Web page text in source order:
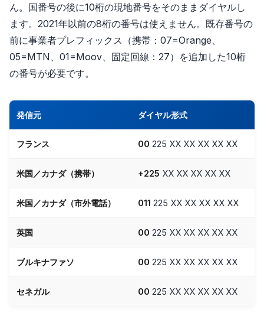
ん。国番号の後に10桁の現地番号をそのままダイヤルし
ます。2021年以前の8桁の番号は使えません。既存番号の
前に事業者プレフィックス（携帯：07=Orange、
05=MTN、01=Moov、固定回線：27）を追加した10桁
の番号が必要です。
発信元 ダイヤル形式
フランス 00 225 XX XX XX XX XX
米国／カナダ（携帯） +225 XX XX XX XX XX
米国／カナダ（市外電話） 011 225 XX XX XX XX XX
英国 00 225 XX XX XX XX XX
ブルキナファソ 00 225 XX XX XX XX XX
セネガル 00 225 XX XX XX XX XX